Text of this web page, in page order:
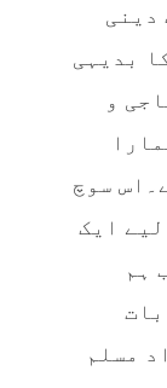
دینی
بدیہی
و
سوچ
ایک
ہم
مسلم